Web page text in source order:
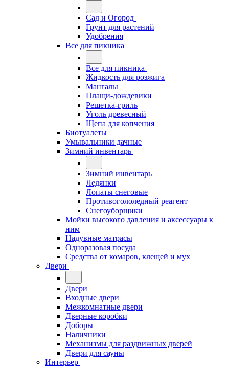
Сад и Огород
Грунт для растений
Удобрения
Все для пикника
Все для пикника
Жидкость для розжига
Мангалы
Плащи-дождевики
Решетка-гриль
Уголь древесный
Щепа для копчения
Биотуалеты
Умывальники дачные
Зимний инвентарь
Зимний инвентарь
Ледянки
Лопаты снеговые
Противогололедный реагент
Снегоуборщики
Мойки высокого давления и аксессуары к
ним
Надувные матрасы
Одноразовая посуда
Средства от комаров, клещей и мух
Двери
Двери
Входные двери
Межкомнатные двери
Дверные коробки
Доборы
Наличники
Механизмы для раздвижных дверей
Двери для сауны
Интерьер